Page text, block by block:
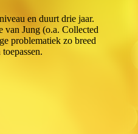
en duurt drie jaar.
van Jung (o.a. Collected
problematiek zo breed